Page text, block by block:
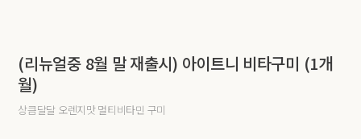
(리뉴얼중 8월 말 재출시) 아이트니 비타구미 (1개
월)
상큼달달 오렌지맛 멀티비타민 구미